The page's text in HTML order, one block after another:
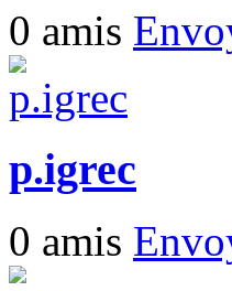
0 amis
p.igrec
0 amis